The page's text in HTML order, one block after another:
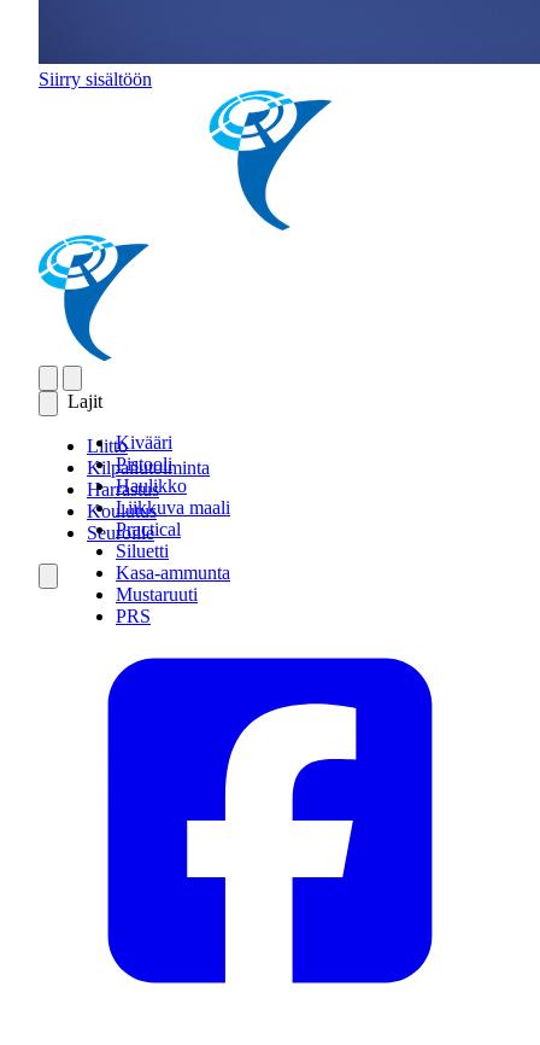
Siirry sisältöön
Lajit
Kivääri
Pistooli
Haulikko
Liikkuva maali
Practical
Siluetti
Kasa-ammunta
Mustaruuti
PRS
Liitto
Kilpailutoiminta
Harrastus
Koulutus
Seuroille